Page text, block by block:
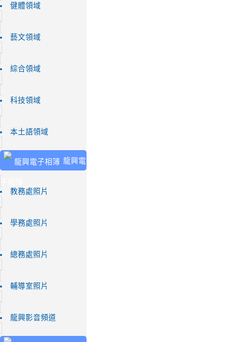
健體領域
藝文領域
綜合領域
科技領域
本土語領域
龍興電
教務處照片
學務處照片
總務處照片
輔導室照片
龍興影音頻道